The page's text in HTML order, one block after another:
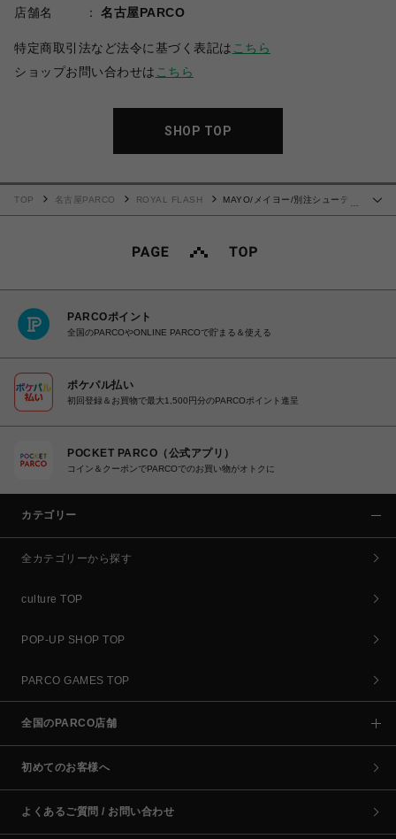
店舗名
名古屋PARCO
特定商取引法など法令に基づく表記は こちら
ショップお問い合わせは こちら
SHOP TOP
…
TOP 名古屋PARCO ROYAL FLASH
MAYO/メイヨー/別注シューティ
PARCOポイント
全国のPARCOやONLINE PARCOで貯まる＆使える
ポケパル払い
初回登録＆お買物で最大1,500円分のPARCOポイント進呈
POCKET PARCO（公式アプリ）
コイン＆クーポンでPARCOでのお買い物がオトクに
カテゴリー
全カテゴリーから探す
culture TOP
POP-UP SHOP TOP
PARCO GAMES TOP
全国のPARCO店舗
初めてのお客様へ
よくあるご質問 / お問い合わせ